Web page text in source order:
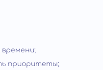
времени;
приоритеты;